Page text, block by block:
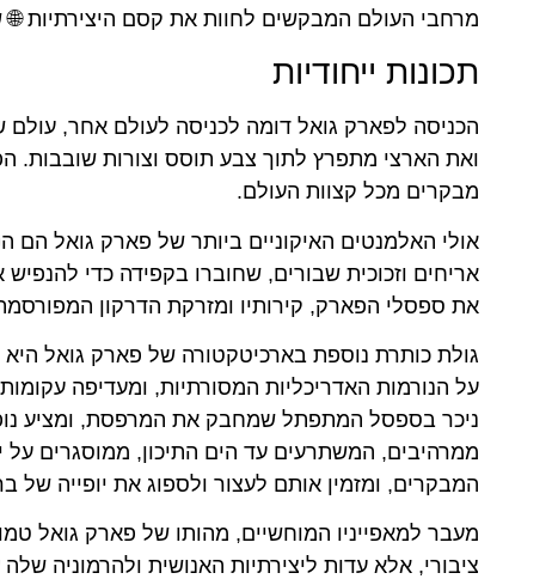
מרחבי העולם המבקשים לחוות את קסם היצירתיות 🌐
תכונות ייחודיות
הכניסה לפארק גואל דומה לכניסה לעולם אחר, עולם
ואת הארצי מתפרץ לתוך צבע תוסס וצורות שובבות.
מבקרים מכל קצוות העולם.
אולי האלמנטים האיקוניים ביותר של פארק גואל
אריחים וזכוכית שבורים, שחוברו בקפידה כדי
את ספסלי הפארק, קירותיו ומזרקת הדרקון
גולת כותרת נוספת בארכיטקטורה של פארק גואל היא
על הנורמות האדריכליות המסורתיות, ומעדיפה עקומות
ניכר בספסל המתפתל שמחבק את המרפסת, ומציע
ממרהיבים, המשתרעים עד הים התיכון, ממוסגרים על
המבקרים, ומזמין אותם לעצור ולספוג את יופייה של
מעבר למאפייניו המוחשיים, מהותו של פארק גואל
ציבורי, אלא עדות ליצירתיות האנושית ולהרמוניה